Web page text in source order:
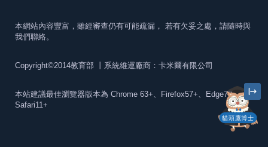
貓頭鷹博士
本網站內容豐富，雖經審查仍有可能疏漏， 若有欠妥之處，請隨時與
我們聯絡。
Copyright©2014教育部 丨系統維運廠商：卡米爾有限公司
本站建議最佳瀏覽器版本為 Chrome 63+、Firefox57+、Edge79+及
Safari11+